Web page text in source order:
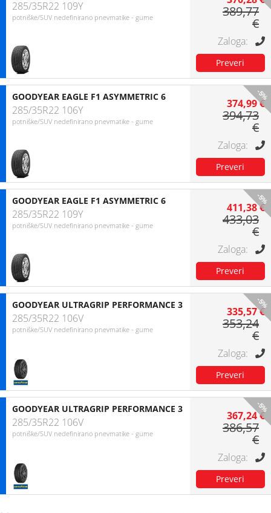
285/35R22 109Y
potniške/SUV nedefinirano pnevmatike - gume 389,77
€
-5%
GOODYEAR EAGLE F1 ASYMMETRIC 6
285/35R22 106Y
potniške/SUV nedefinirano pnevmatike - gume
374,99 €
394,73
€
-5%
GOODYEAR EAGLE F1 ASYMMETRIC 6
285/35R22 109Y
potniške/SUV nedefinirano pnevmatike - gume
411,38 €
433,03
€
-5%
GOODYEAR ULTRAGRIP PERFORMANCE 3
285/35R22 106V
potniške/SUV nedefinirano pnevmatike - gume
335,57 €
353,24
€
-5%
GOODYEAR ULTRAGRIP PERFORMANCE 3
285/35R22 106V
potniške/SUV nedefinirano pnevmatike - gume
367,24 €
386,57
€